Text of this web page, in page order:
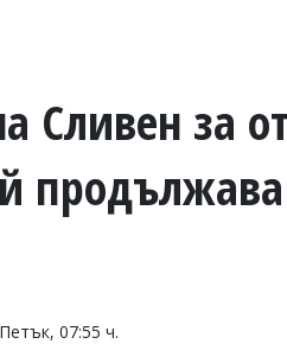
Сливен за
07:55 ч.